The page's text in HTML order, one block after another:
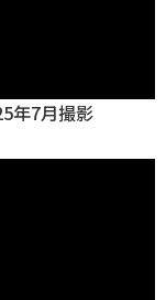
年7月撮影